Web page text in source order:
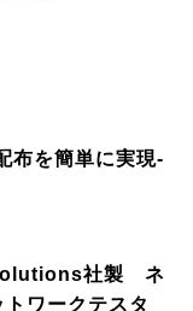
布を簡単に実現-
社製 ネ
ワークテスタ